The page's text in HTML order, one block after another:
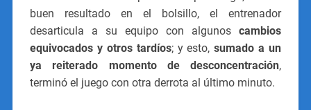
buen resultado en el bolsillo, el entrenador
desarticula a su equipo con algunoscambios
equivocados y otros tardíos; y esto,sumado a un
ya reiterado momento de desconcentración,
terminó el juego con otra derrota al último minuto.